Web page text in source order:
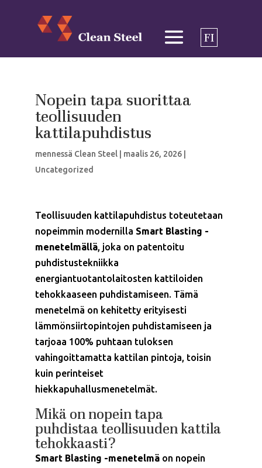
FI
Nopein tapa suorittaa
teollisuuden
kattilapuhdistus
mennessä Clean Steel| maalis 26, 2026|
Uncategorized
Teollisuuden kattilapuhdistus toteutetaan
nopeimmin modernilla Smart Blasting -
menetelmällä, joka on patentoitu
puhdistustekniikka
energiantuotantolaitosten kattiloiden
tehokkaaseen puhdistamiseen. Tämä
menetelmä on kehitetty erityisesti
lämmönsiirtopintojen puhdistamiseen ja
tarjoaa 100% puhtaan tuloksen
vahingoittamatta kattilan pintoja, toisin
kuin perinteiset
hiekkapuhallusmenetelmät.
Mikä on nopein tapa
puhdistaa teollisuuden kattila
tehokkaasti?
Smart Blasting -menetelmäon nopein